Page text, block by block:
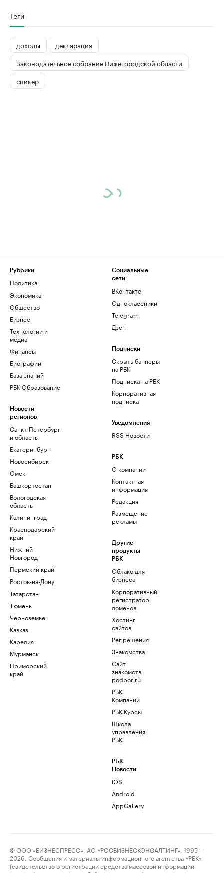
Теги
доходы
декларация
Законодательное собрание Нижегородской области
спикер
Рубрики
Политика
Экономика
Общество
Бизнес
Технологии и
медиа
Финансы
Биографии
База знаний
РБК Образование
Новости
регионов
Санкт-Петербург
и область
Екатеринбург
Новосибирск
Омск
Башкортостан
Вологодская
область
Калининград
Краснодарский
край
Нижний
Новгород
Пермский край
Ростов-на-Дону
Татарстан
Тюмень
Черноземье
Кавказ
Карелия
Мурманск
Приморский
край
Социальные
сети
ВКонтакте
Одноклассники
Telegram
Дзен
Подписки
Скрыть баннеры
на РБК
Подписка на РБК
Корпоративная
подписка
Уведомления
RSS Новости
РБК
О компании
Контактная
информация
Редакция
Размещение
рекламы
Другие
продукты
РБК
Облако для
бизнеса
Корпоративный
регистратор
доменов
Хостинг
сайтов
Рег.решения
Знакомства
Сайт
знакомств
podbor.ru
РБК
Компании
РБК Курсы
Школа
управления
РБК
РБК
Новости
iOS
Android
AppGallery
© ООО «БИЗНЕСПРЕСС», АО «РОСБИЗНЕСКОНСАЛТИНГ», 1995–
2026. Сообщения и материалы информационного агентства «РБК»
(свидетельство о регистрации средства массовой информации